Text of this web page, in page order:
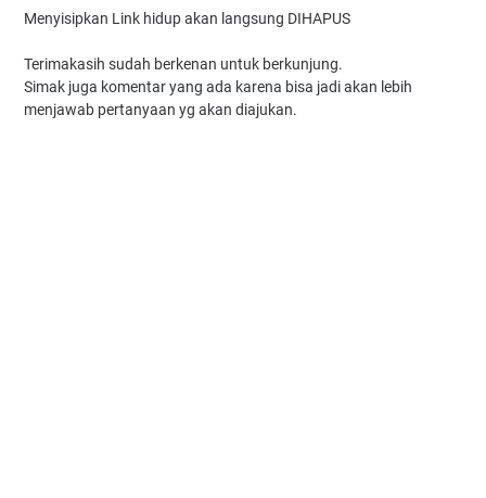
Menyisipkan Link hidup akan langsung DIHAPUS
Terimakasih sudah berkenan untuk berkunjung.
Simak juga komentar yang ada karena bisa jadi akan lebih
menjawab pertanyaan yg akan diajukan.